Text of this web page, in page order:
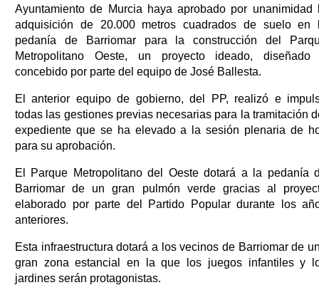
Ayuntamiento de Murcia haya aprobado por unanimidad
adquisición de 20.000 metros cuadrados de suelo en
pedanía de Barriomar para la construcción del
Metropolitano Oeste, un proyecto ideado, diseñado
concebido por parte del equipo de José Ballesta.
El anterior equipo de gobierno, del PP, realizó e
todas las gestiones previas necesarias para la tramitación
expediente que se ha elevado a la sesión plenaria de
para su aprobación.
El Parque Metropolitano del Oeste dotará a la pedanía
Barriomar de un gran pulmón verde gracias al
elaborado por parte del Partido Popular durante los
anteriores.
Esta infraestructura dotará a los vecinos de Barriomar de
gran zona estancial en la que los juegos infantiles y
jardines serán protagonistas.